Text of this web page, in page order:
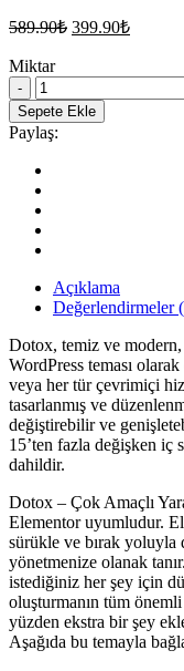
589.90₺ Orijinal
399.90₺Şu
Miktar
Dotox
–
Çok
Amaçlı
Dijital
Ajans
WordPress
Teması
quantity
Sepete Ekle
Paylaş:
Açıklama
Değerlendirmeler
Dotox, temiz ve modern,
WordPress teması
veya her tür çevrimiçi
tasarlanmış ve
değiştirebilir ve
15’ten fazla değişken iç
dahildir.
Dotox – Çok Amaçlı
Elementor uyumludur.
sürükle ve bırak yoluyla
yönetmenize olanak
istediğiniz her şey için
oluşturmanın tüm
yüzden ekstra bir şey
Aşağıda bu temayla